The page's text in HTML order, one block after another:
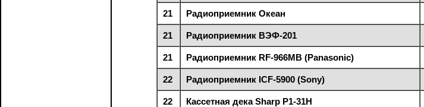
21 Радиоприемник Океан
21 Радиоприемник ВЭФ-201
21 Радиоприемник RF-966MB (Panasonic)
22 Радиоприемник ICF-5900 (Sony)
22 Кассетная дека Sharp P1-31H